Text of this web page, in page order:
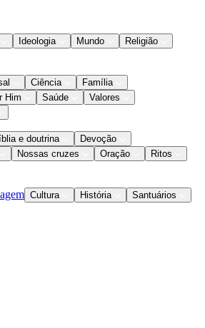
Ideologia Mundo
Religião
Ciência
Família
Him
Saúde
Valores
e doutrina
Devoção
Nossas cruzes Oração
Ritos
Cultura História
Santuários